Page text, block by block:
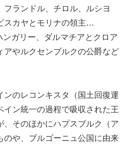
ランドル、チロル、ルシヨ
スカヤとモリナの領主…
ガリー、ダルマチアとクロア
アやルクセンブルクの公爵など
ンのレコンキスタ（国土回復運
イン統一の過程で吸収された王
、そのほかにハプスブルク（ア
のや、ブルゴーニュ公国に由来